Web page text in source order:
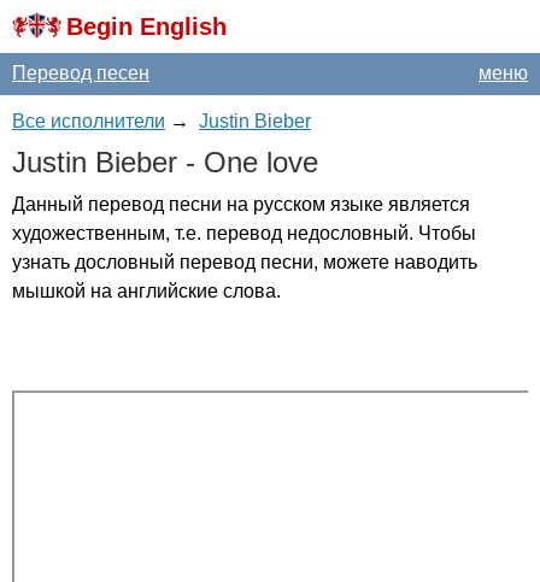
Begin English
меню
Перевод песен
Все исполнители → Justin Bieber
Justin Bieber - One love
Данный перевод песни на русском языке является
художественным, т.е. перевод недословный. Чтобы
узнать дословный перевод песни, можете наводить
мышкой на английские слова.